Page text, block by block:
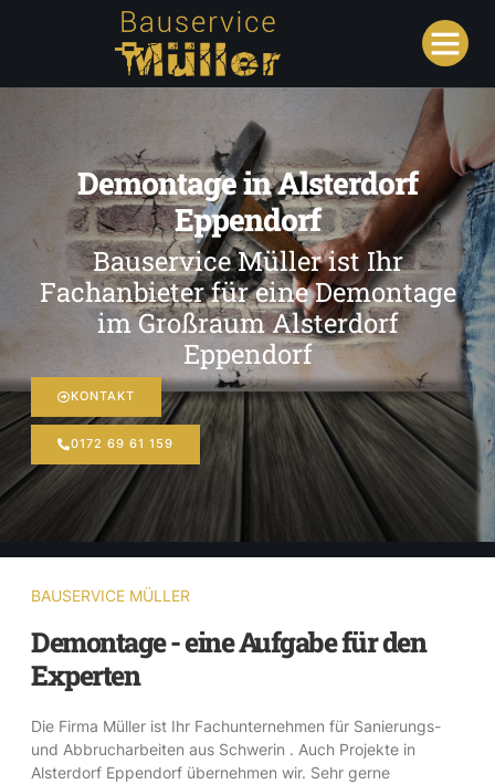
Demontage in Alsterdorf
Eppendorf
Bauservice Müller ist Ihr
Fachanbieter für eine Demontage
im Großraum Alsterdorf
Eppendorf
KONTAKT
0172 69 61 159
BAUSERVICE MÜLLER
Demontage - eine Aufgabe für den
Experten
Die Firma Müller ist Ihr Fachunternehmen für Sanierungs-
und Abbrucharbeiten aus Schwerin . Auch Projekte in
Alsterdorf Eppendorf übernehmen wir. Sehr gerne